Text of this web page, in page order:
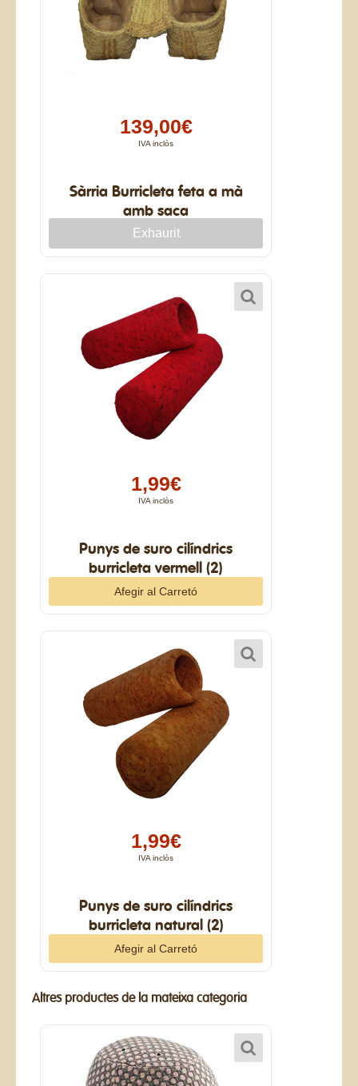
139,00€
IVA inclòs
Sàrria Burricleta feta a mà
amb saca
1,99€
IVA inclòs
Punys de suro cilíndrics
burricleta vermell (2)
1,99€
IVA inclòs
Punys de suro cilíndrics
burricleta natural (2)
Altres productes de la mateixa categoria